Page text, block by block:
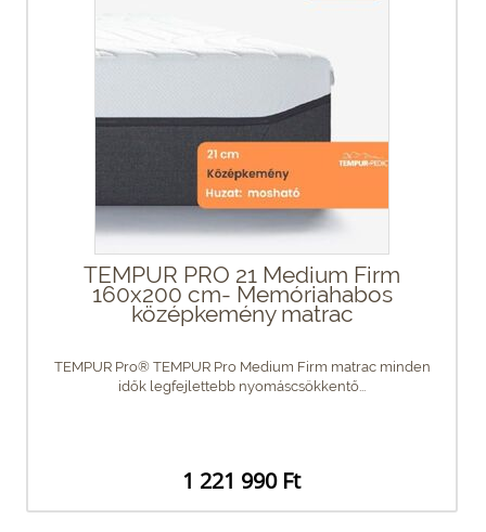
TEMPUR PRO 21 Medium Firm
160x200 cm- Memóriahabos
középkemény matrac
TEMPUR Pro® TEMPUR Pro Medium Firm matrac minden
idők legfejlettebb nyomáscsökkentő...
1 221 990 Ft